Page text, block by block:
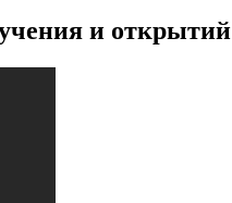
и открытий